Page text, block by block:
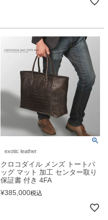
exotic leather
クロコダイル メンズ トートバ
ッグ マット 加工 センター取り
保証書 付き 4FA
¥385,000税込